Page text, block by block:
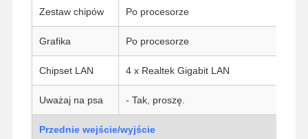
Zestaw chipów Po procesorze
Grafika Po procesorze
Chipset LAN 4 x Realtek Gigabit LAN
Uważaj na psa - Tak, proszę.
Przednie wejście/wyjście